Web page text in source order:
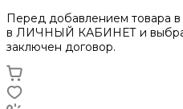
Перед добавлением товара
в ЛИЧНЫЙ КАБИНЕТ и
заключен договор.